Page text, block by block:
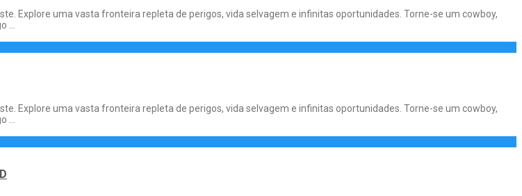
Explore uma vasta fronteira repleta de perigos, vida selvagem e infinitas oportunidades. Torne-se um cowboy,
…
Explore uma vasta fronteira repleta de perigos, vida selvagem e infinitas oportunidades. Torne-se um cowboy,
…